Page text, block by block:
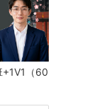
（60